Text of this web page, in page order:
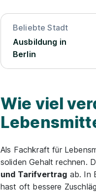
Beliebte Stadt
Ausbildung in
Berlin
Wie viel
Als Fachkraft für
soliden Gehalt rechnen.
und Tarifvertrag ab. In
hast oft bessere